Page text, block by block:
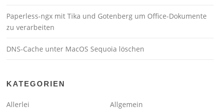
Paperless-ngx mit Tika und Gotenberg um Office-Dokumente
zu verarbeiten
DNS-Cache unter MacOS Sequoia löschen
KATEGORIEN
Allerlei
Allgemein